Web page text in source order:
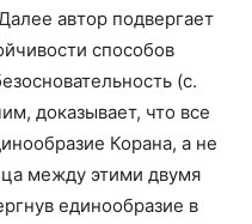
автор подвергает
способов
(с.
доказывает, что все
Корана, а не
между этими двумя
единообразие в